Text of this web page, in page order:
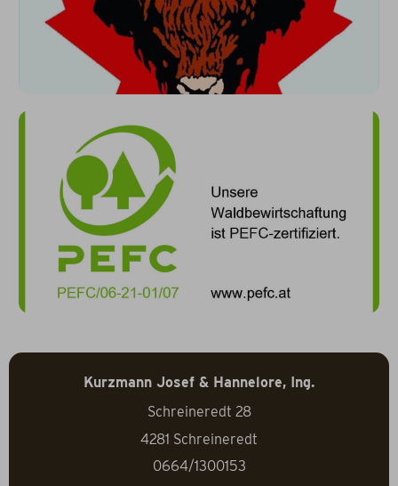
Kurzmann Josef & Hannelore, Ing.
Schreineredt 28
4281 Schreineredt
0664/1300153